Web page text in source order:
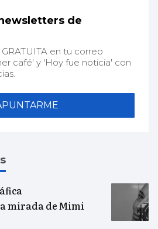
de
en tu correo
café' y 'Hoy fue noticia' con
mirada de Mimi